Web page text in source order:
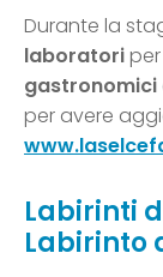
Durante la
laboratori
gastronomici
per avere
Labirinti
Labirinto